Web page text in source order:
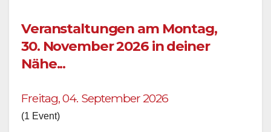
Veranstaltungen am Montag,
30. November 2026 in deiner
Nähe...
Freitag, 04. September 2026
(1 Event)